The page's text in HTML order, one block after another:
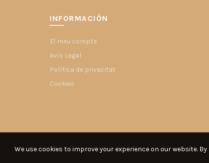
INFORMACIÓN
El meu compte
Avís Legal
Política de privacitat
Cookies
We use cookies to improve your experience on our website.